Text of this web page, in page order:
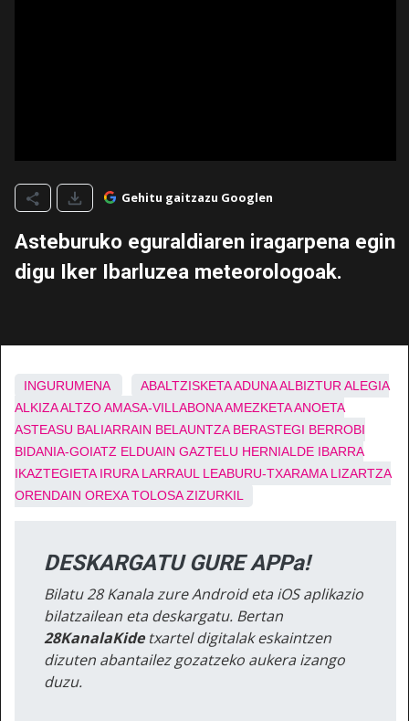
Gehitu gaitzazu Googlen
Asteburuko eguraldiaren iragarpena egin
digu Iker Ibarluzea meteorologoak.
INGURUMENA ABALTZISKETAADUNAALBIZTUR ALEGIA
ALKIZAALTZOAMASA-VILLABONAAMEZKETAANOETA
ASTEASU BALIARRAIN BELAUNTZA BERASTEGI BERROBI
BIDANIA-GOIATZ ELDUAIN GAZTELU HERNIALDE IBARRA
IKAZTEGIETA IRURA LARRAUL LEABURU-TXARAMA LIZARTZA
ORENDAIN OREXA TOLOSA ZIZURKIL
DESKARGATU GURE APPa!
Bilatu 28 Kanala zure Android eta iOS aplikazio
bilatzailean eta deskargatu. Bertan
28KanalaKidetxartel digitalak eskaintzen
dizuten abantailez gozatzeko aukera izango
duzu.